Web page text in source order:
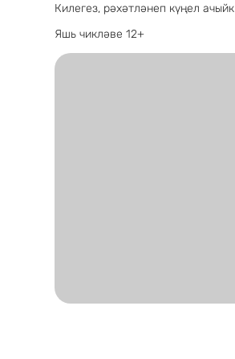
Килегез, рәхәтләнеп күңел ачыйк
Яшь чикләве 12+